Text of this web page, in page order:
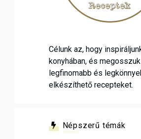
Célunk az, hogy
konyhában, és
legfinomabb és
elkészíthető recepteket.
Népszerű témák